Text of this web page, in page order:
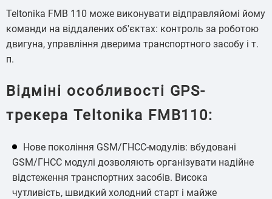
Teltonika FMB 110 може виконувати відправляйомі йому
команди на віддалених об'єктах: контроль за роботою
двигуна, управління дверима транспортного засобу і т.
п.
Відміні особливості GPS-
трекера Teltonika FMB110:
Нове покоління GSM/ГНСС-модулів: вбудовані
GSM/ГНСС модулі дозволяють організувати надійне
відстеження транспортних засобів. Висока
чутливість, швидкий холодний старт і майже